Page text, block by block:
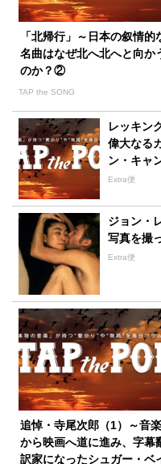
「北帰行」～日本の叙情的
名曲はなぜ北へ北へと向か
のか？②
TAP the SONG
レッキン
偉大なる
ン・キャ
Extra便
ジョン・
写真を撮
Extra便
追悼・寺尾次郎（1）～音楽
から映画へ道に進み、字幕
訳家になったシュガー・ベ